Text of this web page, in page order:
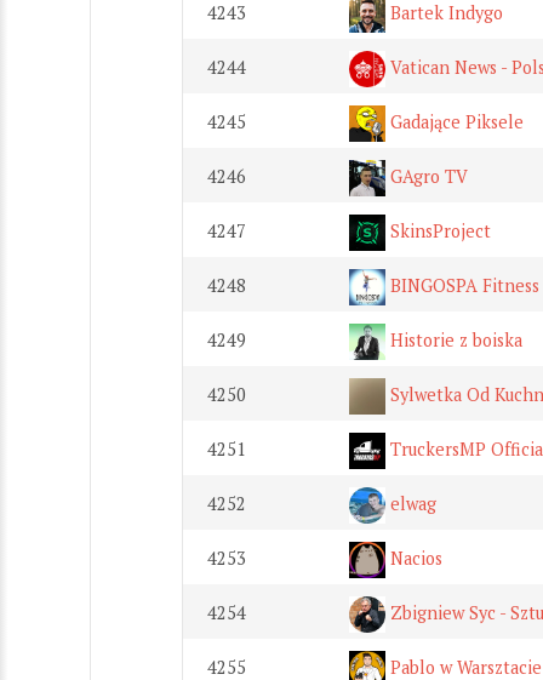
4243 Bartek Indygo
4244 Vatican News -
4245 Gadające Piksele
4246 GAgro TV
4247 SkinsProject
4248 BINGOSPA Fitness
4249 Historie z boiska
4250 Sylwetka Od
4251 TruckersMP
4252 elwag
4253 Nacios
4254 Zbigniew Syc -
4255 Pablo w Warsztacie